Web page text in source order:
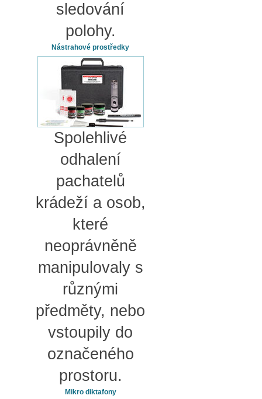
sledování
polohy.
Nástrahové prostředky
Spolehlivé
odhalení
pachatelů
krádeží a osob,
které
neoprávněně
manipulovaly s
různými
předměty, nebo
vstoupily do
označeného
prostoru.
Mikro diktafony